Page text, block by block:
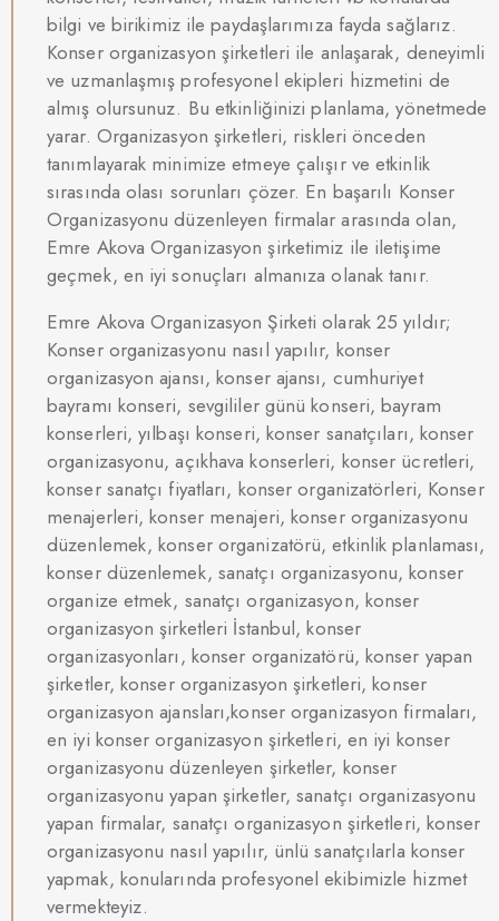
bilgi ve birikimiz ile paydaşlarımıza fayda sağlarız.
Konser organizasyon şirketleri ile anlaşarak, deneyimli
ve uzmanlaşmış profesyonel ekipleri hizmetini de
almış olursunuz. Bu etkinliğinizi planlama, yönetmede
yarar. Organizasyon şirketleri, riskleri önceden
tanımlayarak minimize etmeye çalışır ve etkinlik
sırasında olası sorunları çözer. En başarılı Konser
Organizasyonu düzenleyen firmalar arasında olan,
Emre Akova Organizasyon şirketimiz ile iletişime
geçmek, en iyi sonuçları almanıza olanak tanır.
Emre Akova Organizasyon Şirketi olarak 25 yıldır;
Konser organizasyonu nasıl yapılır, konser
organizasyon ajansı, konser ajansı, cumhuriyet
bayramı konseri, sevgililer günü konseri, bayram
konserleri, yılbaşı konseri, konser sanatçıları, konser
organizasyonu, açıkhava konserleri, konser ücretleri,
konser sanatçı fiyatları, konser organizatörleri, Konser
menajerleri, konser menajeri, konser organizasyonu
düzenlemek, konser organizatörü, etkinlik planlaması,
konser düzenlemek, sanatçı organizasyonu, konser
organize etmek, sanatçı organizasyon, konser
organizasyon şirketleri İstanbul, konser
organizasyonları, konser organizatörü, konser yapan
şirketler, konser organizasyon şirketleri, konser
organizasyon ajansları,konser organizasyon firmaları,
en iyi konser organizasyon şirketleri, en iyi konser
organizasyonu düzenleyen şirketler, konser
organizasyonu yapan şirketler, sanatçı organizasyonu
yapan firmalar, sanatçı organizasyon şirketleri, konser
organizasyonu nasıl yapılır, ünlü sanatçılarla konser
yapmak, konularında profesyonel ekibimizle hizmet
vermekteyiz.